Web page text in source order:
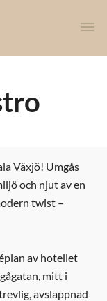
Växjö! Umgås
och njut av en
twist –
av hotellet
mitt i
avslappnad